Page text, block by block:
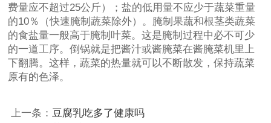
费量应不超过25公斤）；盐的低用量不应少于蔬菜重量
的10％（快速腌制蔬菜除外）。腌制果蔬和根茎类蔬菜
的食盐量一般高于腌制叶菜。这是腌制过程中必不可少
的一道工序。倒锅就是把酱汁或酱腌菜在酱腌菜机里上
下翻腾。这样，蔬菜的热量就可以不断散发，保持蔬菜
原有的色泽。
上一条： 豆腐乳吃多了健康吗